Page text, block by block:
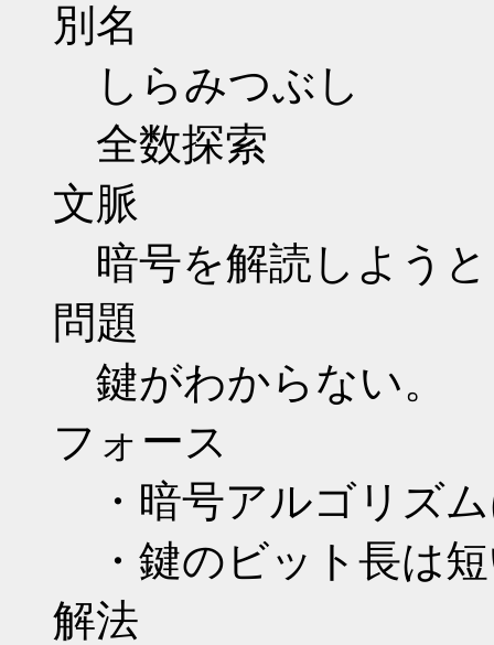
別名
しらみつぶし
全数探索
文脈
暗号を解読しよう
問題
鍵がわからない。
フォース
・暗号アルゴリズ
・鍵のビット長は
解法